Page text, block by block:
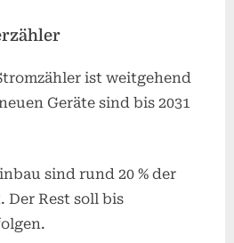
ist weitgehend
Geräte sind bis 2031
sind rund 20 % der
Der Rest soll bis